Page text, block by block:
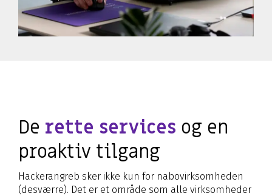
De rette services og en
proaktiv tilgang
Hackerangreb sker ikke kun for nabovirksomheden
(desværre). Det er et område som alle virksomheder